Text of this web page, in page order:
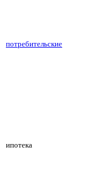
потребительские
ипотека